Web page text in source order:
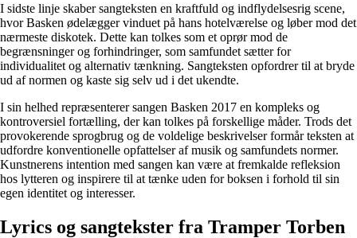
I sidste linje skaber sangteksten en kraftfuld og indflydelsesrig scene,
hvor Basken ødelægger vinduet på hans hotelværelse og løber mod det
nærmeste diskotek. Dette kan tolkes som et oprør mod de
begrænsninger og forhindringer, som samfundet sætter for
individualitet og alternativ tænkning. Sangteksten opfordrer til at bryde
ud af normen og kaste sig selv ud i det ukendte.
I sin helhed repræsenterer sangen Basken 2017 en kompleks og
kontroversiel fortælling, der kan tolkes på forskellige måder. Trods det
provokerende sprogbrug og de voldelige beskrivelser formår teksten at
udfordre konventionelle opfattelser af musik og samfundets normer.
Kunstnerens intention med sangen kan være at fremkalde refleksion
hos lytteren og inspirere til at tænke uden for boksen i forhold til sin
egen identitet og interesser.
Lyrics og sangtekster fra Tramper Torben